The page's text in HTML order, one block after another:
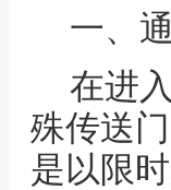
一、
在进
殊传送
是以限